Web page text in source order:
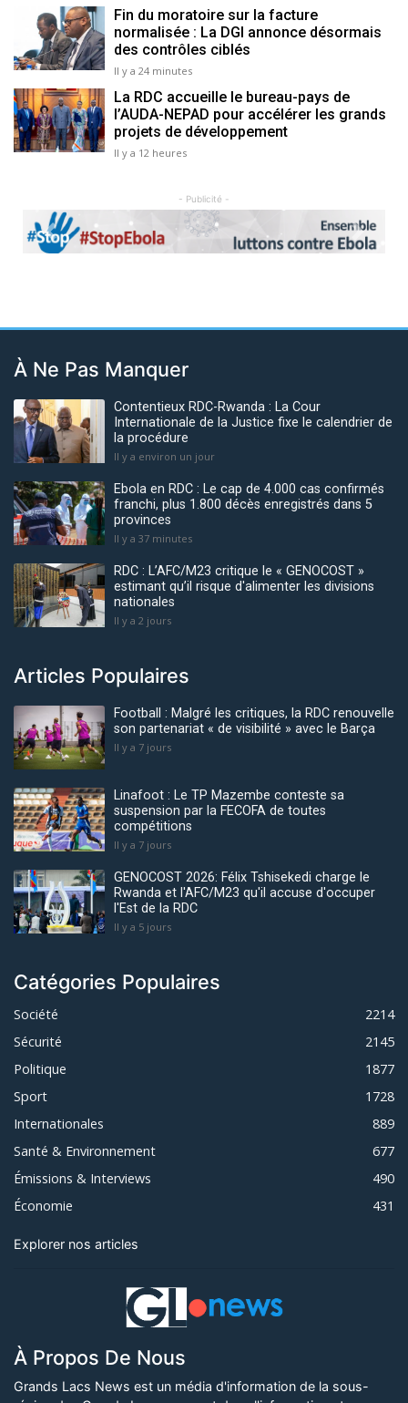
Fin du moratoire sur la facture
normalisée : La DGI annonce désormais
des contrôles ciblés
Il y a 24 minutes
La RDC accueille le bureau-pays de
l’AUDA-NEPAD pour accélérer les grands
projets de développement
Il y a 12 heures
- Publicité -
Previous Next
À Ne Pas Manquer
Contentieux RDC-Rwanda : La Cour
Internationale de la Justice fixe le calendrier de
la procédure
Il y a environ un jour
Ebola en RDC : Le cap de 4.000 cas confirmés
franchi, plus 1.800 décès enregistrés dans 5
provinces
Il y a 37 minutes
RDC : L’AFC/M23 critique le « GENOCOST »
estimant qu’il risque d'alimenter les divisions
nationales
Il y a 2 jours
Articles Populaires
Football : Malgré les critiques, la RDC renouvelle
son partenariat « de visibilité » avec le Barça
Il y a 7 jours
Linafoot : Le TP Mazembe conteste sa
suspension par la FECOFA de toutes
compétitions
Il y a 7 jours
GENOCOST 2026: Félix Tshisekedi charge le
Rwanda et l'AFC/M23 qu'il accuse d'occuper
l'Est de la RDC
Il y a 5 jours
Catégories Populaires
Société
2214
Sécurité
2145
Politique
1877
Sport
1728
Internationales
889
Santé & Environnement
677
Émissions & Interviews
490
Économie
431
Explorer nos articles
À Propos De Nous
Grands Lacs News est un média d'information de la sous-